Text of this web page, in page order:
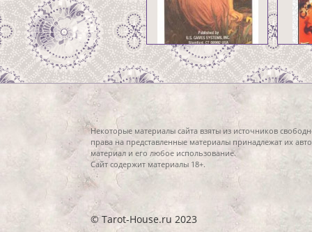
Некоторые материалы сайта взяты из источников
права на представленные материалы принадлежат их
материал и его любое использование.
Сайт содержит материалы 18+.
© Tarot-House.ru 2023